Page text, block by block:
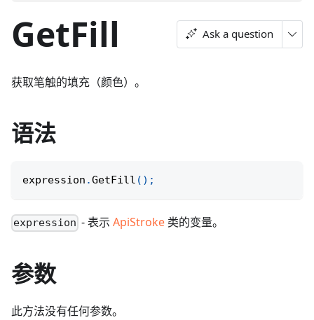
GetFill Ask a question
获取笔触的填充（颜色）。
语法
expression .GetFill ( ) ;
expression - 表示ApiStroke 类的变量。
参数
此方法没有任何参数。